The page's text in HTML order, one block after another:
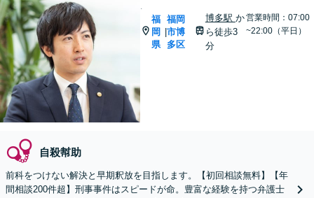
福
岡
県
|
福岡
市博
多区
博多駅 か
ら徒歩3
分
営業時間：07:00
~22:00（平日）
自殺幇助
前科をつけない解決と早期釈放を目指します。【初回相談無料】【年
間相談200件超】刑事事件はスピードが命。豊富な経験を持つ弁護士